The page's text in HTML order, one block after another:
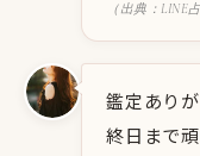
（出典：
鑑定あり
終日まで